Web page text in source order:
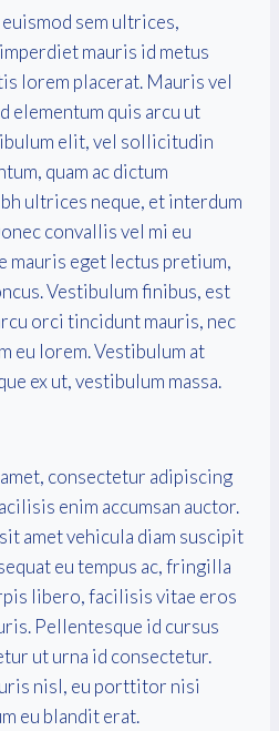
sem ultrices,
mauris id metus
lorem placerat. Mauris vel
elementum quis arcu ut
elit, vel sollicitudin
quam ac dictum
ultrices neque, et interdum
convallis vel mi eu
mauris eget lectus pretium,
Vestibulum finibus, est
orci tincidunt mauris, nec
eu lorem. Vestibulum at
ex ut, vestibulum massa.
consectetur adipiscing
enim accumsan auctor.
amet vehicula diam suscipit
eu tempus ac, fringilla
libero, facilisis vitae eros
Pellentesque id cursus
ut urna id consectetur.
nisl, eu porttitor nisi
eu blandit erat.